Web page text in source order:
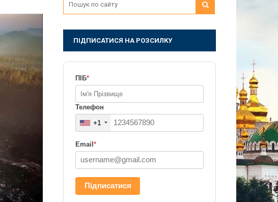
ПІДПИСАТИСЯ НА РОЗСИЛКУ
ПІБ*
Телефон
+1
Email *
Підписатися